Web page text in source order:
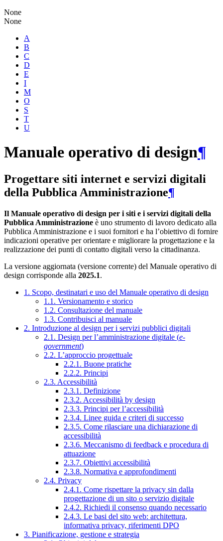
None
None
A
B
C
D
E
I
M
O
S
T
U
Manuale operativo di design¶
Progettare siti internet e servizi digitali
della Pubblica Amministrazione¶
Il Manuale operativo di design per i siti e i servizi digitali della
Pubblica Amministrazione è uno strumento di lavoro dedicato alla
Pubblica Amministrazione e i suoi fornitori e ha l’obiettivo di fornire
indicazioni operative per orientare e migliorare la progettazione e la
realizzazione dei punti di contatto digitali verso la cittadinanza.
La versione aggiornata (versione corrente) del Manuale operativo di
design corrisponde alla 2025.1.
1. Scopo, destinatari e uso del Manuale operativo di design
1.1. Versionamento e storico
1.2. Consultazione del manuale
1.3. Contribuisci al manuale
2. Introduzione al design per i servizi pubblici digitali
2.1. Design per l’amministrazione digitale (e-
government)
2.2. L’approccio progettuale
2.2.1. Buone pratiche
2.2.2. Principi
2.3. Accessibilità
2.3.1. Definizione
2.3.2. Accessibilità by design
2.3.3. Principi per l’accessibilità
2.3.4. Linee guida e criteri di successo
2.3.5. Come rilasciare una dichiarazione di
accessibilità
2.3.6. Meccanismo di feedback e procedura di
attuazione
2.3.7. Obiettivi accessibilità
2.3.8. Normativa e approfondimenti
2.4. Privacy
2.4.1. Come rispettare la privacy sin dalla
progettazione di un sito o servizio digitale
2.4.2. Richiedi il consenso quando necessario
2.4.3. Le basi del sito web: architettura,
informativa privacy, riferimenti DPO
3. Pianificazione, gestione e strategia